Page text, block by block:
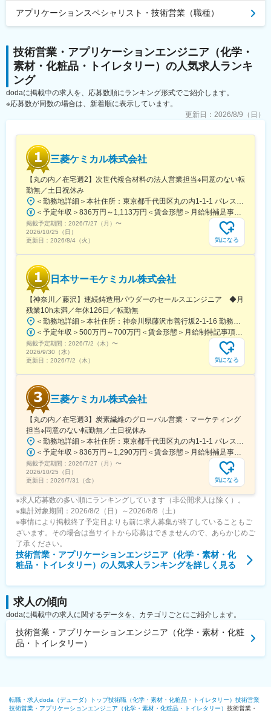
したASSB向けに当社の材料が採用されるべく、グローバルかつ長
期的な視点でマーケティング戦略を策定して頂きます。
協業を開始：
バッテリーEV用の有力な次世代電池である全固体電池の量産化に
向けて、固体電解質の量産技術開発や生産性向上、サプライチェ
電池の材料開発をリードし、2027～28年の全固体電池実用化、そ
の後の本格量産を目指します。
東京・大手町のオフィスを活用したフレキシブルな働き方も可能
です。
※テレビ会議への参加は、大手町や在宅勤務の選択可。業務内容に
よっては、大手町のオフィスへ出社が必須になる場合もありま
す。
アプリケーションスペシャリスト・技術営業（職種）
技術営業・アプリケーションエンジニア（化学・
素材・化粧品・トイレタリー）の人気求人ランキ
ング
dodaに掲載中の求人を、応募数順にランキング形式でご紹介します。
※応募数が同数の場合は、新着順に表示しています。
更新日： 2026/8/9（日）
三菱ケミカル株式会社
【丸の内／在宅週2】次世代複合材料の法人営業担当※同意のない転
勤無／土日祝休み
掲載予定期間： 2026/7/27（月） 〜
2026/10/25（日）
更新日： 2026/8/4（火） 気になる
日本サーモケミカル株式会社
【神奈川／藤沢】連続鋳造用パウダーのセールスエンジニア ◆月
残業10h未満／年休126日／転勤無
掲載予定期間： 2026/7/2（木） 〜
2026/9/30（水）
更新日： 2026/7/2（木） 気になる
三菱ケミカル株式会社
【丸の内／在宅週3】炭素繊維のグローバル営業・マーケティング
担当※同意のない転勤無／土日祝休み
掲載予定期間： 2026/7/27（月） 〜
2026/10/25（日）
更新日： 2026/7/31（金） 気になる
※求人応募数の多い順にランキングしています（非公開求人は除く）。
※集計対象期間：2026/8/2（日）～2026/8/8（土）
※事情により掲載終了予定日よりも前に求人募集が終了していることもご
ざいます。その場合は当サイトから応募はできませんので、あらかじめご
了承ください。
技術営業・アプリケーションエンジニア（化学・素材・化
粧品・トイレタリー） の人気求人ランキングを詳しく見る
求人の傾向
dodaに掲載中の求人に関するデータを、カテゴリごとにご紹介します。
技術営業・アプリケーションエンジニア（化学・素材・化粧
品・トイレタリー）
転職・求人doda（デューダ）トップ技術職（化学・素材・化粧品・トイレタリー） 技術営業
技術営業・アプリケーションエンジニア（化学・素材・化粧品・トイレタリー） 技術営業・